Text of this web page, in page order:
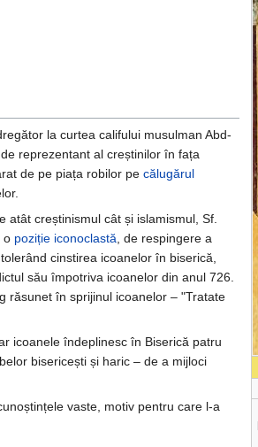
la curtea califului musulman Abd-
reprezentant al creștinilor în fața
de pe piața robilor pe călugărul
atât creștinismul cât și islamismul, Sf.
o poziție iconoclastă, de respingere a
cinstirea icoanelor în biserică,
său împotriva icoanelor din anul 726.
răsunet în sprijinul icoanelor – "Tratate
icoanele îndeplinesc în Biserică patru
bisericești și haric – de a mijloci
vaste, motiv pentru care l-a